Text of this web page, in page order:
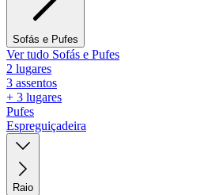
Sofás e Pufes
Ver tudo Sofás e Pufes
2 lugares
3 assentos
+ 3 lugares
Pufes
Espreguiçadeira
Raio